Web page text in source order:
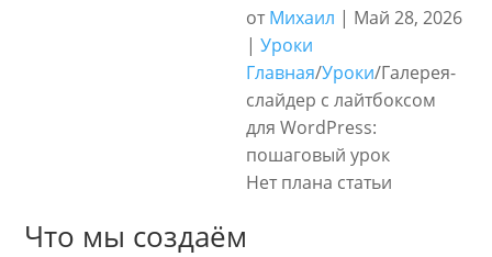
отМихаил | Май 28, 2026
| Уроки
Главная/Уроки/Галерея-
слайдер с лайтбоксом
для WordPress:
пошаговый урок
Нет плана статьи
Что мы создаём